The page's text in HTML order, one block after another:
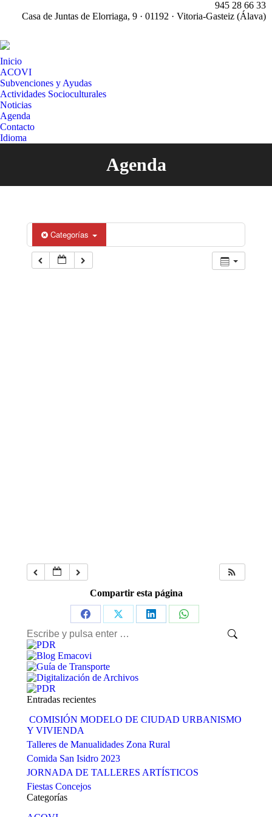
945 28 66 33
Casa de Juntas de Elorriaga, 9 · 01192 · Vitoria-Gasteiz (Álava)
Inicio
ACOVI
Subvenciones y Ayudas
Actividades Socioculturales
Noticias
Agenda
Contacto
Idioma
Agenda
Estás aquí:
Categorías
Compartir esta página
Share
on
Facebook
Share
on
Share
Share
Buscar:
Entradas recientes
COMISIÓN MODELO DE CIUDAD URBANISMO
Y VIVIENDA
Talleres de Manualidades Zona Rural
Comida San Isidro 2023
JORNADA DE TALLERES ARTÍSTICOS
Fiestas Concejos
Categorías